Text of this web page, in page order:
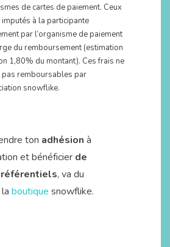
de cartes de paiement. Ceux
à la participante
par l’organisme de paiement
du remboursement (estimation
1,80% du montant). Ces frais ne
pas remboursables par
snowflike.
ton adhésion à
et bénéficier de
, va du
boutique snowflike.